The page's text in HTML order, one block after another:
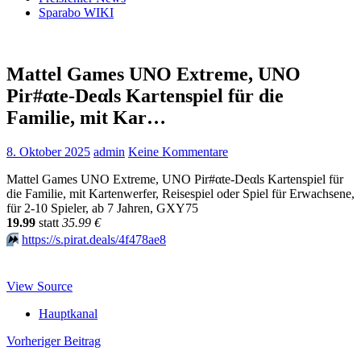
Sparabo WIKI
Mattel Games UNO Extreme, UNO
Pir#αtе-Dеαls Kartenspiel für die
Familie, mit Kar…
8. Oktober 2025 admin Keine Kommentare
Mattel Games UNO Extreme, UNO Pir#αtе-Dеαls Kartenspiel für
die Familie, mit Kartenwerfer, Reisespiel oder Spiel für Erwachsene,
für 2-10 Spieler, ab 7 Jahren, GXY75
19.99 statt 35.99 €
⏩️ https://s.pirat.deals/4f478ae8
View Source
Hauptkanal
Beitragsnavigation
Vorheriger Beitrag